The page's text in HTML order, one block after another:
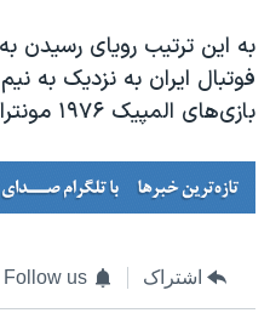
به این ترتیب رویای رسیدن
فوتبال ایران به نزدیک به
بازی‌های المپیک ۱۹۷۶ مونترال شرکت داشت.
اشتراک Follow us